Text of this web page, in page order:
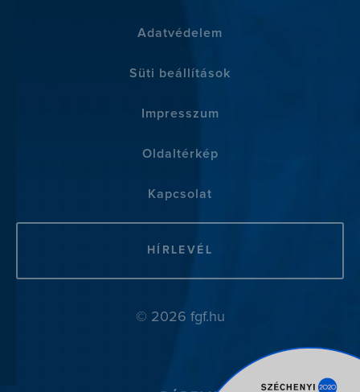
Adatvédelem
Süti beállítások
Impresszum
Oldaltérkép
Kapcsolat
HÍRLEVÉL
© 2026 fgf.hu